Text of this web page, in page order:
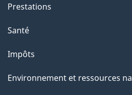
Prestations
Santé
Impôts
Environnement et ressources